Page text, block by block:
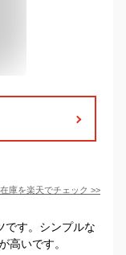
庫を楽天でチェック >>
です。シンプルな
高いです。